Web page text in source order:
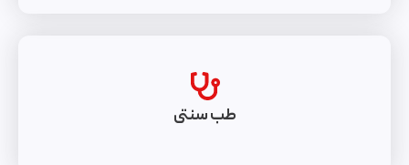
طب سنتی